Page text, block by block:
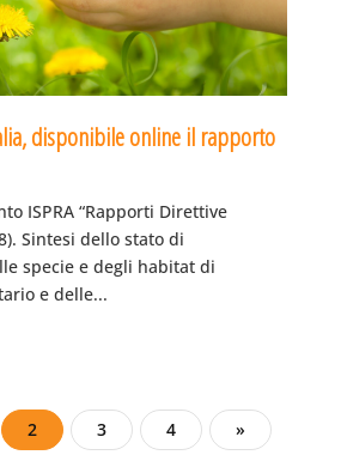
disponibile online il rapporto
ISPRA “Rapporti Direttive
Sintesi dello stato di
specie e degli habitat di
e delle...
2 3 4 »